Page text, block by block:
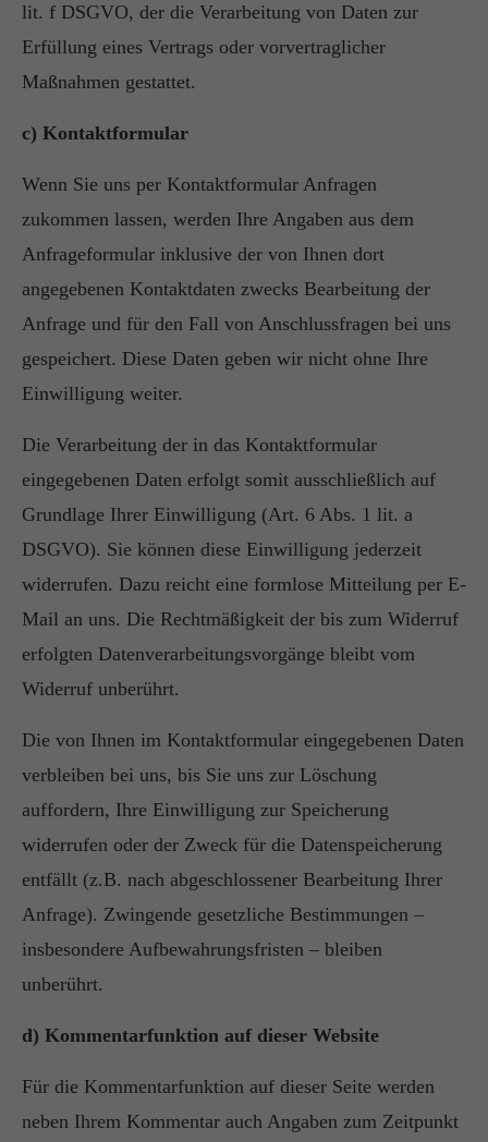
lit. f DSGVO, der die Verarbeitung von Daten zur
Erfüllung eines Vertrags oder vorvertraglicher
Maßnahmen gestattet.
c) Kontaktformular
Wenn Sie uns per Kontaktformular Anfragen
zukommen lassen, werden Ihre Angaben aus dem
Anfrageformular inklusive der von Ihnen dort
angegebenen Kontaktdaten zwecks Bearbeitung der
Anfrage und für den Fall von Anschlussfragen bei uns
gespeichert. Diese Daten geben wir nicht ohne Ihre
Einwilligung weiter.
Die Verarbeitung der in das Kontaktformular
eingegebenen Daten erfolgt somit ausschließlich auf
Grundlage Ihrer Einwilligung (Art. 6 Abs. 1 lit. a
DSGVO). Sie können diese Einwilligung jederzeit
widerrufen. Dazu reicht eine formlose Mitteilung per E-
Mail an uns. Die Rechtmäßigkeit der bis zum Widerruf
erfolgten Datenverarbeitungsvorgänge bleibt vom
Widerruf unberührt.
Die von Ihnen im Kontaktformular eingegebenen Daten
verbleiben bei uns, bis Sie uns zur Löschung
auffordern, Ihre Einwilligung zur Speicherung
widerrufen oder der Zweck für die Datenspeicherung
entfällt (z.B. nach abgeschlossener Bearbeitung Ihrer
Anfrage). Zwingende gesetzliche Bestimmungen –
insbesondere Aufbewahrungsfristen – bleiben
unberührt.
d) Kommentarfunktion auf dieser Website
Für die Kommentarfunktion auf dieser Seite werden
neben Ihrem Kommentar auch Angaben zum Zeitpunkt